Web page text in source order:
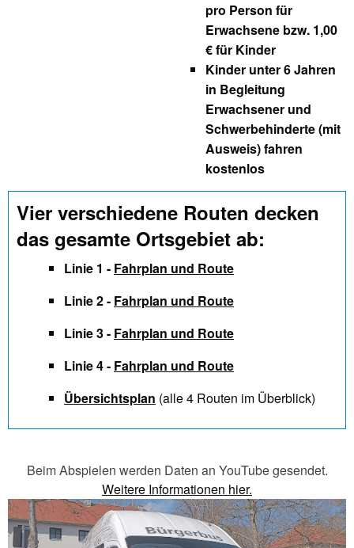
pro Person für
Erwachsene bzw. 1,00
€ für Kinder
Kinder unter 6 Jahren
in Begleitung
Erwachsener und
Schwerbehinderte (mit
Ausweis) fahren
kostenlos
Vier verschiedene Routen decken
das gesamte Ortsgebiet ab:
Linie 1 - Fahrplan und Route
Linie 2 - Fahrplan und Route
Linie 3 - Fahrplan und Route
Linie 4 - Fahrplan und Route
Übersichtsplan (alle 4 Routen im Überblick)
Beim Abspielen werden Daten an YouTube gesendet.
Weitere Informationen hier.